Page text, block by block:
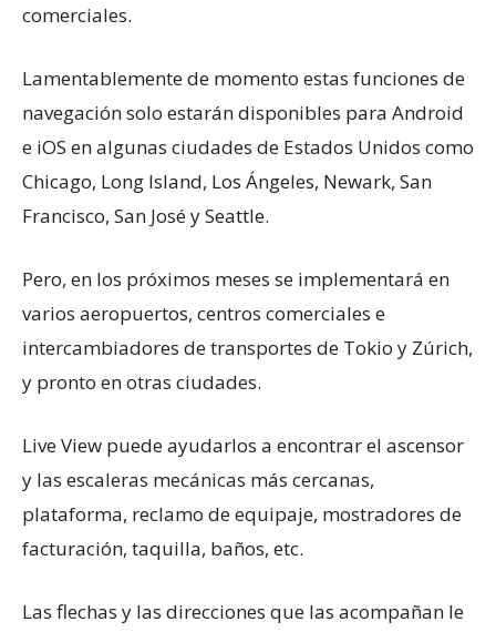
comerciales.
Lamentablemente de momento estas funciones de
navegación solo estarán disponibles para Android
e iOS en algunas ciudades de Estados Unidos como
Chicago, Long Island, Los Ángeles, Newark, San
Francisco, San José y Seattle.
Pero, en los próximos meses se implementará en
varios aeropuertos, centros comerciales e
intercambiadores de transportes de Tokio y Zúrich,
y pronto en otras ciudades.
Live View puede ayudarlos a encontrar el ascensor
y las escaleras mecánicas más cercanas,
plataforma, reclamo de equipaje, mostradores de
facturación, taquilla, baños, etc.
Las flechas y las direcciones que las acompañan le